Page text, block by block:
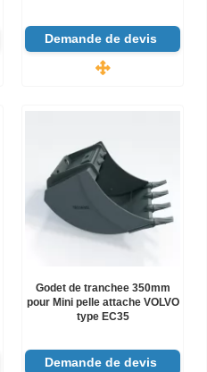
Demande de devis
Godet de tranchee 350mm
pour Mini pelle attache VOLVO
type EC35
Demande de devis